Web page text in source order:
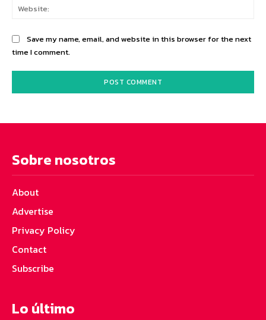
Save my name, email, and website in this browser for the next
time I comment.
Sobre nosotros
About
Advertise
Privacy Policy
Contact
Subscribe
Lo último